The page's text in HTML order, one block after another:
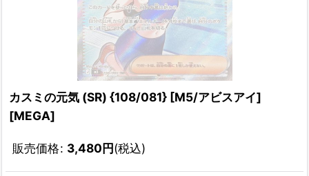
カスミの元気 (SR) {108/081} [M5/アビスアイ]
[MEGA]
販売価格: 3,480円(税込)